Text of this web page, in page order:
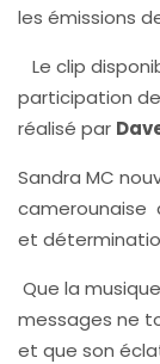
les émissions
Le clip
participation
réalisé par
Sandra MC
camerounaise
et
Que la
messages ne
et que son